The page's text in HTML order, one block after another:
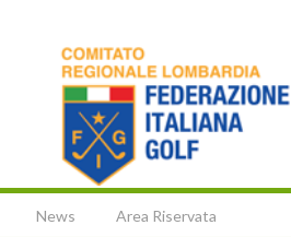
News Area Riservata